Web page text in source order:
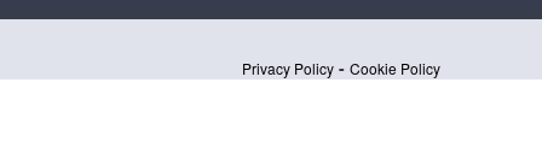
Privacy Policy -Cookie Policy